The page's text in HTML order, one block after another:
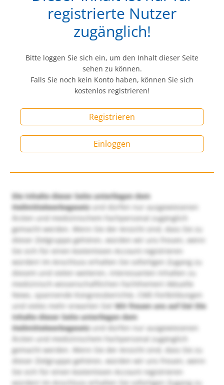
registrierte Nutzer
zugänglich!
Bitte loggen Sie sich ein, um den Inhalt dieser Seite
sehen zu können.
Falls Sie noch kein Konto haben, können Sie sich
kostenlos registrieren!
Registrieren
Einloggen
Die Inhalte dieser Seite unterliegen dem
Heilmittelwerbegesetzund dürfen nur ausgewiesenen
Ärzten und medizinischem Fachpersonal zugänglich
gemacht werden. Wenn Sie der Ansicht sind, dass Sie zu
dieser Zielgruppe gehören, würden wir uns freuen, wenn
Sie sich für einen kostenlosen Account registrieren
würden! Im Anschluss erhalten Sie sofortigen Zugang zu
diesem und vielen weiteren, interessanten Inhalten zu
medizinisch-wissenschaftlichen Fachthemen! Aktuelle
News, spannende Kongressberichte, CME-Fortbildungen
und vieles mehr erwarten Sie!Wir freuen uns auf Sie! Die
Inhalte dieser Seite unterliegen dem
Heilmittelwerbegesetzund dürfen nur ausgewiesenen
Ärzten und medizinischem Fachpersonal zugänglich
gemacht werden. Wenn Sie der Ansicht sind, dass Sie zu
dieser Zielgruppe gehören, würden wir uns freuen, wenn
Sie sich für einen kostenlosen Account registrieren
würden! Im Anschluss erhalten Sie sofortigen Zugang zu